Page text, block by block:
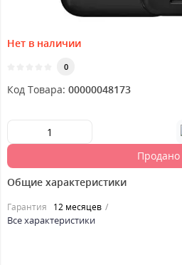
Нет в наличии
0
Код Товара: 00000048173
Продано
Общие характеристики
Гарантия 12 месяцев
Все характеристики